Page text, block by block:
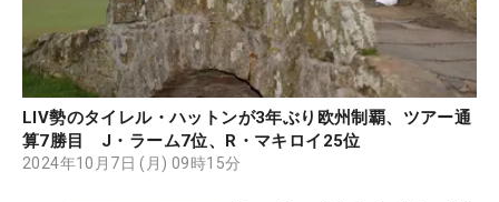
LIV勢のタイレル・ハットンが3年ぶり欧州制覇、ツアー通
算7勝目 J・ラーム7位、R・マキロイ25位
2024年10月7日 (月) 09時15分